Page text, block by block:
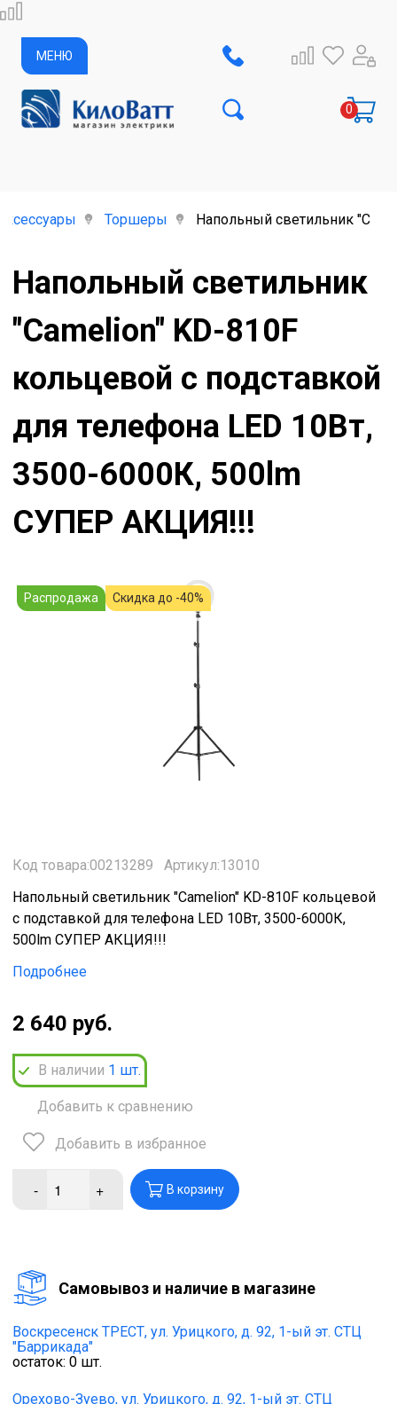
МЕНЮ
Торшеры Напольный светильник
Напольный светильник
"Camelion" KD-810F
кольцевой с подставкой
для телефона LED 10Вт,
3500-6000К, 500lm
СУПЕР АКЦИЯ!!!
Распродажа Скидка до -40%
Код товара:00213289
Артикул:13010
Напольный светильник "Camelion" KD-810F кольцевой
с подставкой для телефона LED 10Вт, 3500-6000К,
500lm СУПЕР АКЦИЯ!!!
Подробнее
2 640 руб.
В наличии 1 шт.
Добавить к сравнению
Добавить в избранное
- + В корзину
Cамовывоз и наличие в магазине
Воскресенск ТРЕСТ, ул. Урицкого, д. 92, 1-ый эт. СТЦ
"Баррикада"
остаток: 0 шт.
Орехово-Зуево, ул. Урицкого, д. 92, 1-ый эт. СТЦ